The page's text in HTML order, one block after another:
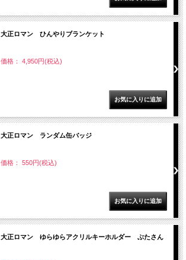
大正ロマン ひんやりブランケット
価格： 4,950円(税込)
大正ロマン ランダム缶バッジ
価格： 550円(税込)
大正ロマン ゆらゆらアクリルキーホルダー ぶたさん